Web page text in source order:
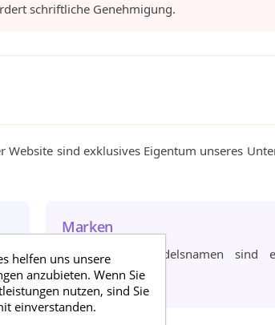
schriftliche Genehmigung.
Website sind exklusives Eigentum unseres
Marken
Logos und Handelsnamen sind
Marken
helfen uns unsere
anzubieten. Wenn Sie
nutzen, sind Sie
einverstanden.